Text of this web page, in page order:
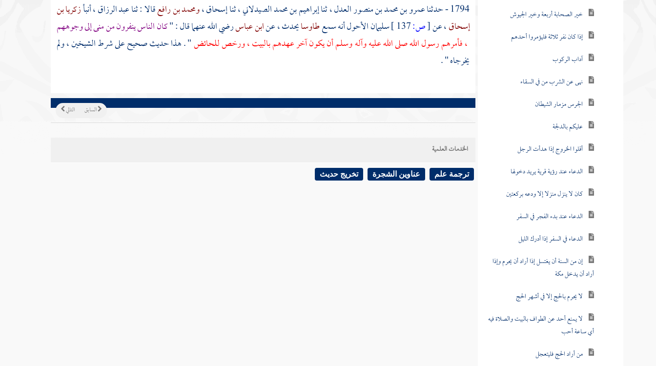
خير الصحابة أربعة وخير الجيوش
إذا كان نفر ثلاثة فليؤمروا أحدهم
آداب الركوب
نهى عن الشرب من في السقاء
الجرس مزمار الشيطان
عليكم بالدلجة
أقلوا الخروج إذا هدأت الرجل
الدعاء عند رؤية قرية يريد دخولها
كان لا ينزل منزلا إلا ودعه بركعتين
الدعاء عند بدء الفجر في السفر
الدعاء في السفر إذا أدرك الليل
إن من السنة أن يغتسل إذا أراد أن يحرم وإذا
أراد أن يدخل مكة
لا يحرم بالحج إلا في أشهر الحج
لا يمنع أحد عن الطواف بالبيت والصلاة فيه
أي ساعة أحب
من أراد الحج فليتعجل
1794 - حدثنا
عمرو بن محمد بن منصورالعدل ، ثناإبراهيم بن محمد الصيدلاني، ثناإسحاق،ومحمد بن رافعقالا : ثناعبد الرزاق، أنبأزكريا بن
إسحاق، عن[ص: سليمان الأحولأنه سمعطاوسايحدث ، عنابن عباسرضي الله عنهما قال : "كان الناس ينفرون من منى إلى وجوههم
، فأمرهم رسول الله صلى الله عليه وآله وسلم أن يكون آخر عهدهم بالبيت ، ورخص للحائض" . هذا حديث صحيح على شرط الشيخين ، ولم
يخرجاه " .
التالي السابق
الخدمات العلمية
ترجمة علم عناوين الشجرة تخريج حديث